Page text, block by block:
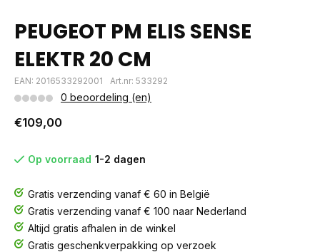
PEUGEOT PM ELIS SENSE
ELEKTR 20 CM
EAN: 2016533292001 Art.nr: 533292
0 beoordeling (en)
€109,00
Op voorraad 1-2 dagen
Gratis verzending vanaf € 60 in België
Gratis verzending vanaf € 100 naar Nederland
Altijd gratis afhalen in de winkel
Gratis geschenkverpakking op verzoek